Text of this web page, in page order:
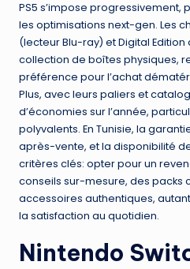
PS5 s’impose progressivement,
les optimisations next-gen. Les
(lecteur Blu-ray) et Digital
collection de boîtes physiques,
préférence pour l’achat
Plus, avec leurs paliers et
d’économies sur l’année,
polyvalents. En Tunisie, la
après-vente, et la disponibilité
critères clés: opter pour un
conseils sur-mesure, des packs
accessoires authentiques,
la satisfaction au quotidien.
Nintendo